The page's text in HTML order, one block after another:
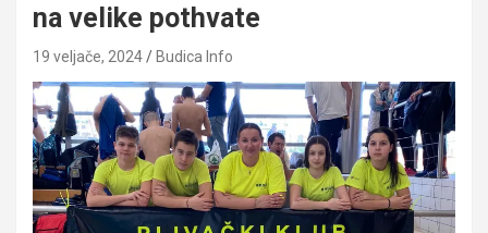
na velike pothvate
19 veljače, 2024 Budica Info